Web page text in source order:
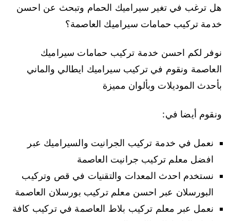
هل ترغب في تغير سيراميك الحمام وتبحث عن احسن
خدمة تركيب حمامات سيراميك العاصمة؟
نوفر لكم احسن خدمة تركيب حمامات سيراميك
العاصمة ونقوم في تركيب سيراميك ايطالي والماني
بأحدث الموديلات وبألوان مميزة
ونقوم أيضا في:
نعمل في خدمة تركيب الجرانيت والسيراميك عبر
افضل معلم تركيب جرانيت العاصمة
نستخدم احدث المعدات والتقنيات في قص وتركيب
البورسلان عبر احسن معلم تركيب بورسلان العاصمة
نعمل عبر معلم تركيب بلاط العاصمة في تركيب كافة